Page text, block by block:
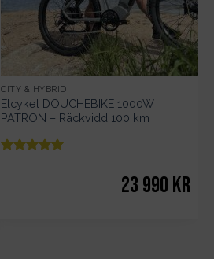
CITY & HYBRID
Elcykel DOUCHEBIKE 1000W
PATRON – Räckvidd 100 km
23 990 kr